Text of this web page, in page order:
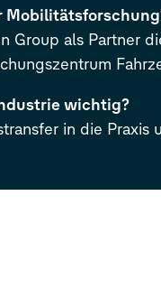
Group als Partner
wichtig?
in die